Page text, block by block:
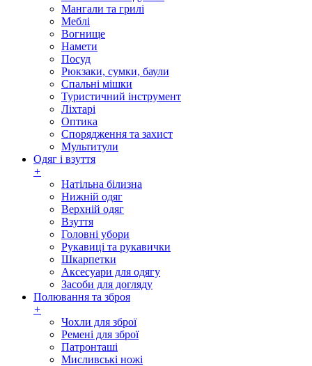
Мангали та грилі
Меблі
Вогнище
Намети
Посуд
Рюкзаки, сумки, баули
Спальні мішки
Туристичний інструмент
Ліхтарі
Оптика
Спорядження та захист
Мультитули
Одяг і взуття
+
Натільна білизна
Нижній одяг
Верхній одяг
Взуття
Головні убори
Рукавиці та рукавички
Шкарпетки
Аксесуари для одягу
Засоби для догляду
Полювання та зброя
+
Чохли для зброї
Ремені для зброї
Патронташі
Мисливські ножі